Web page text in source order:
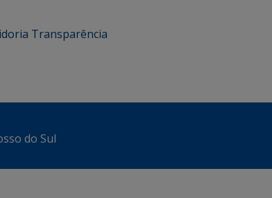
Transparência
do Sul